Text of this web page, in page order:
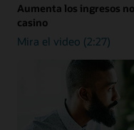
Aumenta los ingresos
casino
Mira el video (2:27)